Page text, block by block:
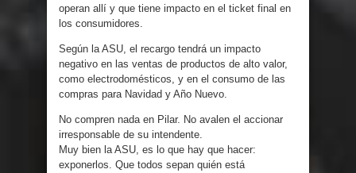
operan allí y que tiene impacto en el ticket final en
los consumidores.
Según la ASU, el recargo tendrá un impacto
negativo en las ventas de productos de alto valor,
como electrodomésticos, y en el consumo de las
compras para Navidad y Año Nuevo.
No compren nada en Pilar. No avalen el accionar
irresponsable de su intendente.
Muy bien la ASU, es lo que hay que hacer:
exponerlos. Que todos sepan quién está